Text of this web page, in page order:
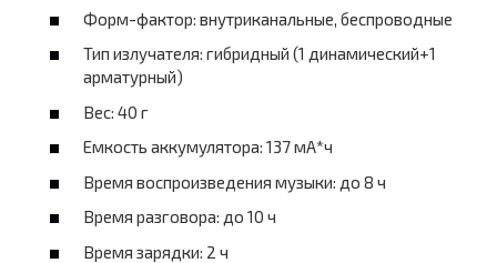
Форм-фактор: внутриканальные, беспроводные
Тип излучателя: гибридный (1 динамический+1
арматурный)
Вес: 40 г
Емкость аккумулятора: 137 мА*ч
Время воспроизведения музыки: до 8 ч
Время разговора: до 10 ч
Время зарядки: 2 ч